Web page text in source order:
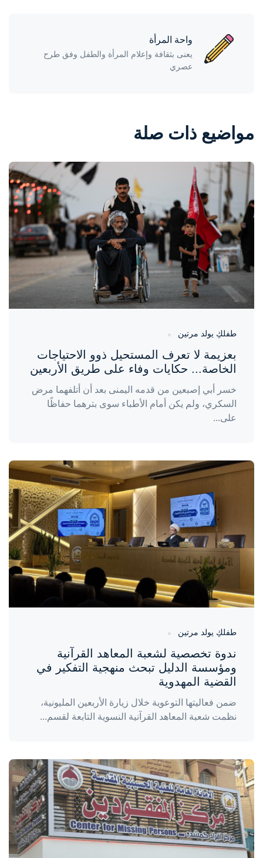
واحة المرأة
يعنى بثقافة وإعلام المرأة والطفل وفق طرح
عصري
مواضيع ذات صلة
واحة المرأة
منذ 21 ساعة
طفلكِ يولد مرتين
بعزيمة لا تعرف المستحيل ذوو الاحتياجات
الخاصة... حكايات وفاء على طريق الأربعين
خسر أبي إصبعين من قدمه اليمنى بعد أن أتلفهما مرض
السكري، ولم يكن أمام الأطباء سوى بترهما حفاظًا
على...
واحة المرأة
طفلكِ يولد مرتين
ندوة تخصصية لشعبة المعاهد القرآنية
ومؤسسة الدليل تبحث منهجية التفكير في
القضية المهدوية
ضمن فعاليتها التوعوية خلال زيارة الأربعين المليونية،
نظمت شعبة المعاهد القرآنية النسوية التابعة لقسم...
واحة المرأة
منذ 5 أيام